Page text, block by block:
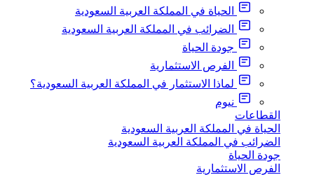
الحياة في المملكة العربية السعودية
الضرائب في المملكة العربية السعودية
جودة الحياة
الفرص الاستثمارية
لماذا الاستثمار في المملكة العربية السعودية؟
نيوم
القطاعات
الحياة في المملكة العربية السعودية
الضرائب في المملكة العربية السعودية
جودة الحياة
الفرص الاستثمارية